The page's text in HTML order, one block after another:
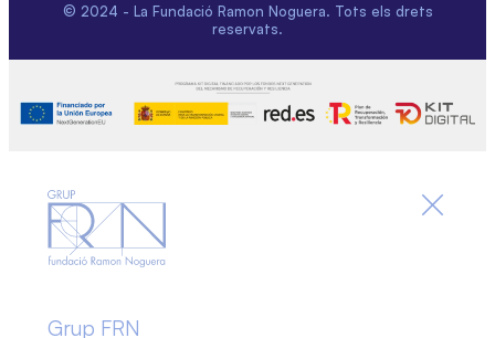
© 2024 - La Fundació Ramon Noguera. Tots els drets
reservats.
Grup FRN